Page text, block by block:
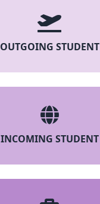
OUTGOING STUDENT
INCOMING STUDENT